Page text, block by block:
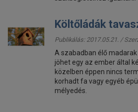
Költőládák
Publikálás: 2017.05.21. /
A szabadban élő
jöhet egy az ember által
közelben éppen nincs
korhadt fa vagy egyéb
mélyedés.